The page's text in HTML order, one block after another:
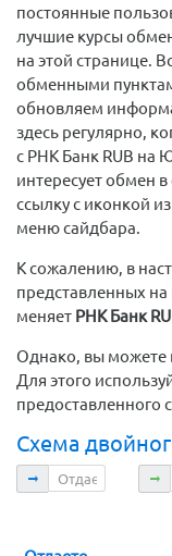
постоянные
лучшие курсы
на этой странице.
обменными
обновляем
здесь регулярно,
с РНК Банк RUB на
интересует обмен
ссылку с иконкой
меню сайдбара.
К сожалению, в
представленных
меняет РНК Банк
Однако, вы можете
Для этого
предоставленного
Схема
Отдаете